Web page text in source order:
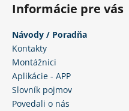
Informácie pre vás
Návody / Poradňa
Kontakty
Montážnici
Aplikácie - APP
Slovník pojmov
Povedali o nás